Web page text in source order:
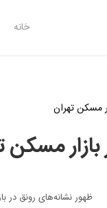
خانه
مسکن تهران
مسکن